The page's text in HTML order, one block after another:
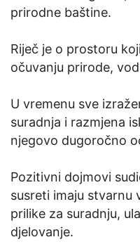
prirodne baštine.
Riječ je o prostoru
očuvanju prirode,
U vremenu sve
suradnja i razmjena
njegovo dugoročno
Pozitivni dojmovi
susreti imaju stvarnu
prilike za suradnju,
djelovanje.